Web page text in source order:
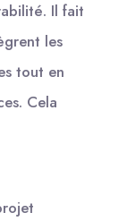
Il fait
les
tout en
Cela